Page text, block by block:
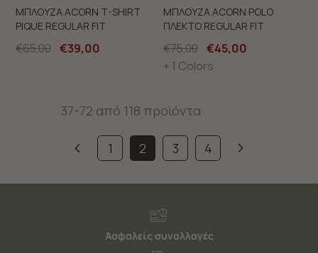
ΜΠΛΟΥΖΑ ACORN T-SHIRT
PIQUE REGULAR FIT
€65,00 €39,00
ΜΠΛΟΥΖΑ ACORN POLO
ΠΛΕΚΤΟ REGULAR FIT
€75,00 €45,00
+ 1 Colors
37-72 από 118 προϊόντα
1 2 3 4
Ασφαλείς συναλλαγές